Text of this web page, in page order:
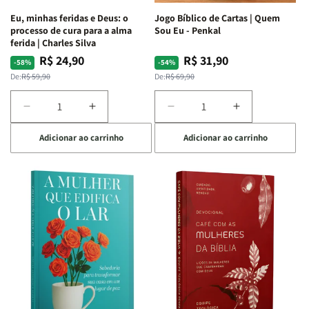
Espirituais
|
Estela
Espirituais
|
Eu, minhas feridas e Deus: o
processo de cura para a alma
ferida | Charles Silva
-58%
Preço
normal
De:R$ 59,90
Preço
promocional
R$ 24,90
Diminuir
a
quantidade
de
Eu,
minhas
feridas
e
Deus:
o
processo
de
cura
para
Aumentar
a
quantidade
de
Eu,
minhas
feridas
e
Deus:
o
processo
de
cura
para
Adicionar ao carrinho
Jogo Bíblico de Cartas | Quem
Sou Eu - Penkal
-54%
Preço
normal
De:R$ 69,90
Preço
promocional
R$ 31,90
Diminuir
a
quantidade
de
Jogo
Bíblico
de
Cartas
Quem
Sou
Eu
Penkal
Aumentar
a
quantidade
de
Jogo
Bíblico
Cartas
|
Quem
Sou
Eu
-
Penkal
Adicionar ao carrinho